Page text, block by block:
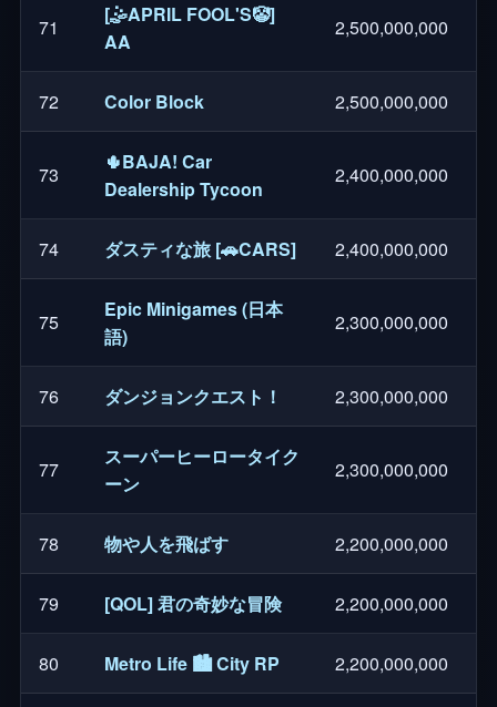
71
[🤹APRIL FOOL'S🤡]
AA
2,500,000,000
72 Color Block 2,500,000,000
73
🌵BAJA! Car
Dealership Tycoon
2,400,000,000
74 ダスティな旅 [🚗CARS] 2,400,000,000
75
Epic Minigames (日本
語)
2,300,000,000
76 ダンジョンクエスト！ 2,300,000,000
77
スーパーヒーロータイク
ーン
2,300,000,000
78 物や人を飛ばす 2,200,000,000
79 [QOL] 君の奇妙な冒険 2,200,000,000
80 Metro Life 🏙️ City RP 2,200,000,000